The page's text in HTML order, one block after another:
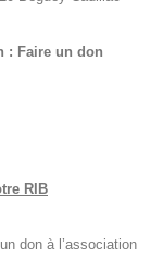
: Faire un don
RIB
don à l’association